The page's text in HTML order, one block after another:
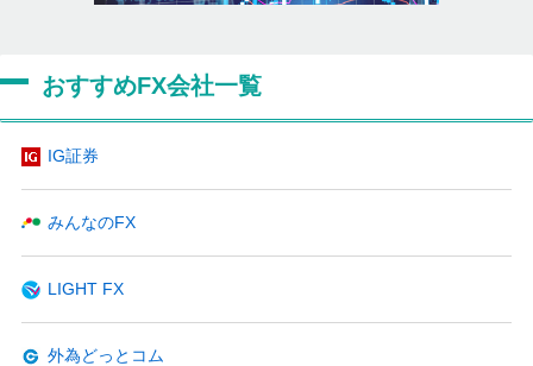
おすすめFX会社一覧
IG証券
みんなのFX
LIGHT FX
外為どっとコム